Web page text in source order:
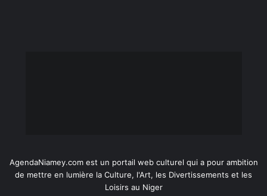
AgendaNiamey.com est un portail web culturel qui a pour ambition
de mettre en lumière la Culture, l'Art, les Divertissements et les
Loisirs au Niger